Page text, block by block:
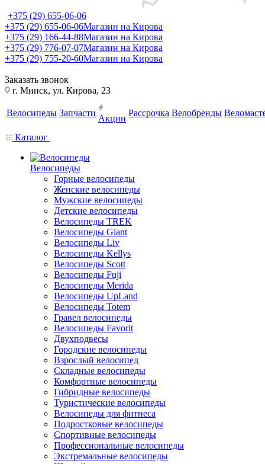
+375 (29) 655-06-06
+375 (29) 655-06-06Магазин на Кирова
+375 (29) 166-44-88Магазин на Кирова
+375 (29) 776-07-07Магазин на Кирова
+375 (29) 755-20-60Магазин на Кирова
Заказать звонок
г. Минск, ул. Кирова, 23
Велосипеды Запчасти
Акции
Рассрочка Велобренды
Каталог
Велосипеды
Горные велосипеды
Женские велосипеды
Мужские велосипеды
Детские велосипеды
Велосипеды TREK
Велосипеды Giant
Велосипеды Liv
Велосипеды Kellys
Велосипеды Scott
Велосипеды Fuji
Велосипеды Merida
Велосипеды UpLand
Велосипеды Totem
Гравел велосипеды
Велосипеды Favorit
Двухподвесы
Городские велосипеды
Взрослый велосипед
Складные велосипеды
Комфортные велосипеды
Гибридные велосипеды
Туристические велосипеды
Велосипеды для фитнеса
Подростковые велосипеды
Спортивные велосипеды
Профессиональные велосипеды
Экстремальные велосипеды